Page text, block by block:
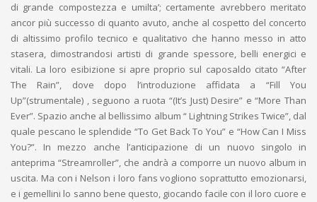
di grande compostezza e umilta’; certamente avrebbero meritato
ancor più successo di quanto avuto, anche al cospetto del concerto
di altissimo profilo tecnico e qualitativo che hanno messo in atto
stasera, dimostrandosi artisti di grande spessore, belli energici e
vitali. La loro esibizione si apre proprio sul caposaldo citato “After
The Rain”, dove dopo l’introduzione affidata a “Fill You
Up”(strumentale) , seguono a ruota “(It’s Just) Desire” e “More Than
Ever”. Spazio anche al bellissimo album “ Lightning Strikes Twice”, dal
quale pescano le splendide “To Get Back To You” e “How Can I Miss
You?”. In mezzo anche l’anticipazione di un nuovo singolo in
anteprima “Streamroller”, che andrà a comporre un nuovo album in
uscita. Ma con i Nelson i loro fans vogliono soprattutto emozionarsi,
e i gemellini lo sanno bene questo, giocando facile con il loro cuore e